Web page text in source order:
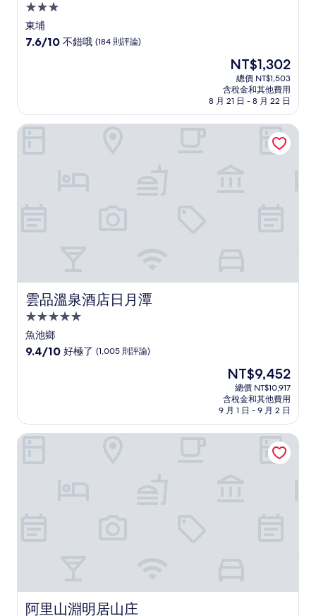
3.0
星
級
東埔
7.6
不
錯
7.6/10 不錯哦 (184 則評論)
現
在
價
格
為
NT$1,302
NT$1,302
總價 NT$1,503
含稅金和其他費用
8 月 21 日 - 8 月 22 日
雲品溫泉酒店日月潭
雲品溫泉酒店日月潭
5.0
星
級
魚池鄉
9.4
好
極
9.4/10 好極了 (1,005 則評論)
現
在
價
格
為
NT$9,452
NT$9,452
總價 NT$10,917
含稅金和其他費用
9 月 1 日 - 9 月 2 日
雲品溫泉酒店日月潭
阿里山淵明居山庄
阿里山淵明居山庄
阿里山淵明居山庄